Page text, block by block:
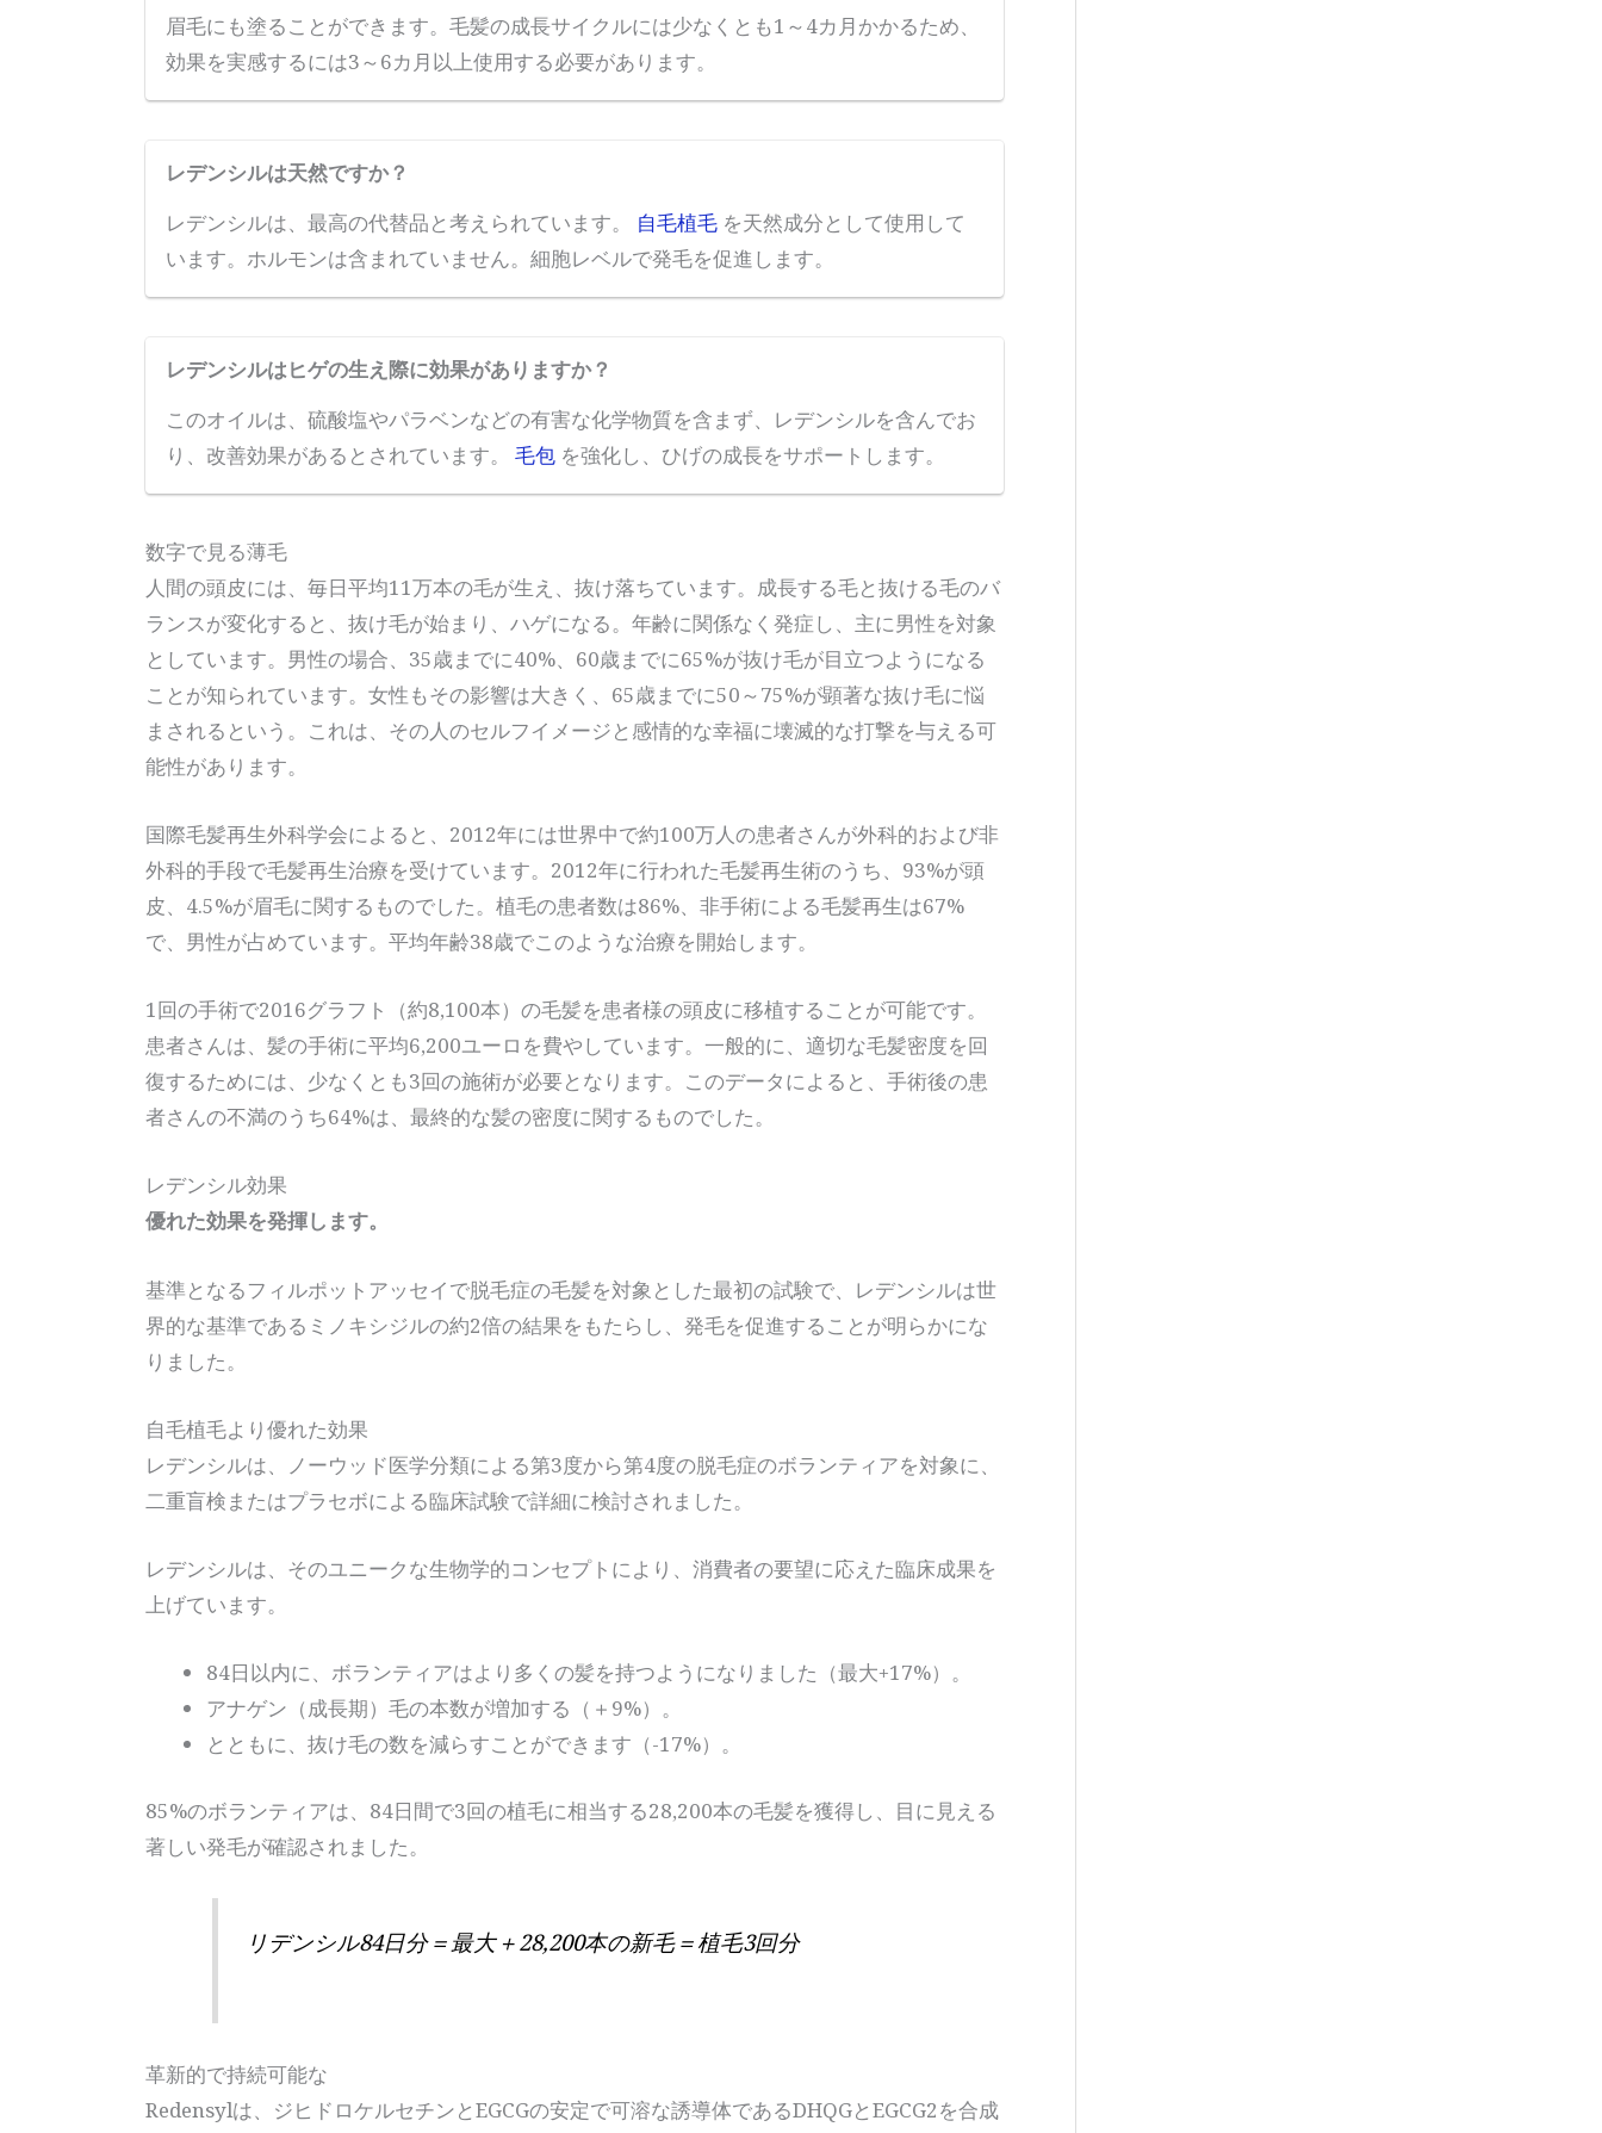
眉毛にも塗ることができます。毛髪の成長サイクルには少なくとも1～4カ月かかるため、
効果を実感するには3～6カ月以上使用する必要があります。
レデンシルは天然ですか？
レデンシルは、最高の代替品と考えられています。 自毛植毛 を天然成分として使用して
います。ホルモンは含まれていません。細胞レベルで発毛を促進します。
レデンシルはヒゲの生え際に効果がありますか？
このオイルは、硫酸塩やパラベンなどの有害な化学物質を含まず、レデンシルを含んでお
り、改善効果があるとされています。 毛包 を強化し、ひげの成長をサポートします。
数字で見る薄毛
人間の頭皮には、毎日平均11万本の毛が生え、抜け落ちています。成長する毛と抜ける毛のバ
ランスが変化すると、抜け毛が始まり、ハゲになる。年齢に関係なく発症し、主に男性を対象
としています。男性の場合、35歳までに40%、60歳までに65%が抜け毛が目立つようになる
ことが知られています。女性もその影響は大きく、65歳までに50～75%が顕著な抜け毛に悩
まされるという。これは、その人のセルフイメージと感情的な幸福に壊滅的な打撃を与える可
能性があります。
国際毛髪再生外科学会によると、2012年には世界中で約100万人の患者さんが外科的および非
外科的手段で毛髪再生治療を受けています。2012年に行われた毛髪再生術のうち、93%が頭
皮、4.5%が眉毛に関するものでした。植毛の患者数は86%、非手術による毛髪再生は67%
で、男性が占めています。平均年齢38歳でこのような治療を開始します。
1回の手術で2016グラフト（約8,100本）の毛髪を患者様の頭皮に移植することが可能です。
患者さんは、髪の手術に平均6,200ユーロを費やしています。一般的に、適切な毛髪密度を回
復するためには、少なくとも3回の施術が必要となります。このデータによると、手術後の患
者さんの不満のうち64%は、最終的な髪の密度に関するものでした。
レデンシル効果
優れた効果を発揮します。
基準となるフィルポットアッセイで脱毛症の毛髪を対象とした最初の試験で、レデンシルは世
界的な基準であるミノキシジルの約2倍の結果をもたらし、発毛を促進することが明らかにな
りました。
自毛植毛より優れた効果
レデンシルは、ノーウッド医学分類による第3度から第4度の脱毛症のボランティアを対象に、
二重盲検またはプラセボによる臨床試験で詳細に検討されました。
レデンシルは、そのユニークな生物学的コンセプトにより、消費者の要望に応えた臨床成果を
上げています。
84日以内に、ボランティアはより多くの髪を持つようになりました（最大+17%）。
アナゲン（成長期）毛の本数が増加する（＋9%）。
とともに、抜け毛の数を減らすことができます（-17%）。
85%のボランティアは、84日間で3回の植毛に相当する28,200本の毛髪を獲得し、目に見える
著しい発毛が確認されました。
リデンシル84日分＝最大＋28,200本の新毛＝植毛3回分
革新的で持続可能な
Redensylは、ジヒドロケルセチンとEGCGの安定で可溶な誘導体であるDHQGとEGCG2を合成